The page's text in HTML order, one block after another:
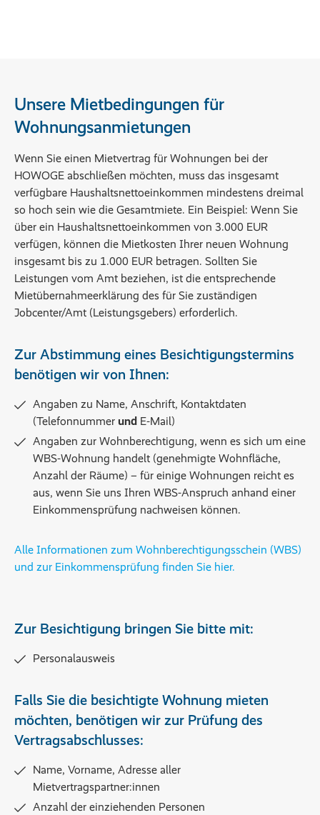
Unsere Mietbedingungen für
Wohnungsanmietungen
Wenn Sie einen Mietvertrag für Wohnungen bei der
HOWOGE abschließen möchten, muss das insgesamt
verfügbare Haushaltsnettoeinkommen mindestens dreimal
so hoch sein wie die Gesamtmiete. Ein Beispiel: Wenn Sie
über ein Haushaltsnettoeinkommen von 3.000 EUR
verfügen, können die Mietkosten Ihrer neuen Wohnung
insgesamt bis zu 1.000 EUR betragen. Sollten Sie
Leistungen vom Amt beziehen, ist die entsprechende
Mietübernahmeerklärung des für Sie zuständigen
Jobcenter/Amt (Leistungsgebers) erforderlich.
Zur Abstimmung eines Besichtigungstermins
benötigen wir von Ihnen:
Angaben zu Name, Anschrift, Kontaktdaten
(Telefonnummer und E-Mail)
Angaben zur Wohnberechtigung, wenn es sich um eine
WBS-Wohnung handelt (genehmigte Wohnfläche,
Anzahl der Räume) – für einige Wohnungen reicht es
aus, wenn Sie uns Ihren WBS-Anspruch anhand einer
Einkommensprüfung nachweisen können.
Alle Informationen zum Wohnberechtigungsschein (WBS)
und zur Einkommensprüfung finden Sie hier.
Zur Besichtigung bringen Sie bitte mit:
Personalausweis
Falls Sie die besichtigte Wohnung mieten
möchten, benötigen wir zur Prüfung des
Vertragsabschlusses:
Name, Vorname, Adresse aller
Mietvertragspartner:innen
Anzahl der einziehenden Personen